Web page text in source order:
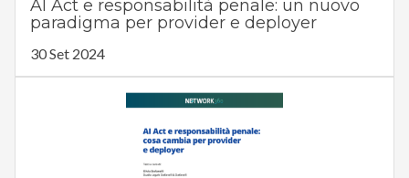
AI Act e responsabilità penale: un nuovo
paradigma per provider e deployer
30 Set 2024